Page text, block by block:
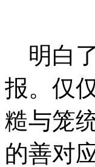
明白
报。仅
糙与笼
的善对